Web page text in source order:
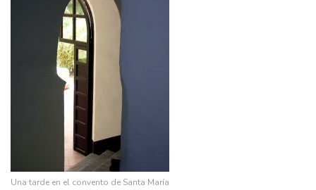
Una tarde en el convento de Santa María